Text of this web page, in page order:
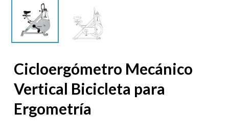
Cicloergómetro Mecánico
Vertical Bicicleta para
Ergometría